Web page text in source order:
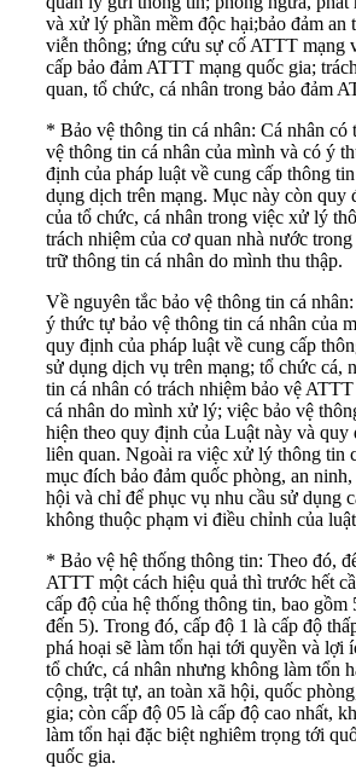
và xử lý phần mềm độc hại;bảo đảm an
viễn thông; ứng cứu sự cố ATTT mạng
cấp bảo đảm ATTT mạng quốc gia;
quan, tổ chức, cá nhân trong bảo đảm
* Bảo vệ thông tin cá nhân: Cá nhân có
vệ thông tin cá nhân của mình và có ý
định của pháp luật về cung cấp thông
dụng dịch trên mạng. Mục này còn quy
của tổ chức, cá nhân trong việc xử lý
trách nhiệm của cơ quan nhà nước
trữ thông tin cá nhân do mình thu thập.
Về nguyên tắc bảo vệ thông tin cá
ý thức tự bảo vệ thông tin cá nhân của
quy định của pháp luật về cung cấp
sử dụng dịch vụ trên mạng; tổ chức cá,
tin cá nhân có trách nhiệm bảo vệ
cá nhân do mình xử lý; việc bảo vệ
hiện theo quy định của Luật này và quy
liên quan. Ngoài ra việc xử lý thông tin
mục đích bảo đảm quốc phòng, an
hội và chỉ để phục vụ nhu cầu sử dụng
không thuộc phạm vi điều chỉnh của
* Bảo vệ hệ thống thông tin: Theo đó,
ATTT một cách hiệu quả thì trước hết
cấp độ của hệ thống thông tin, bao gồm
đến 5). Trong đó, cấp độ 1 là cấp độ
phá hoại sẽ làm tổn hại tới quyền và lợi
tổ chức, cá nhân nhưng không làm tổn
cộng, trật tự, an toàn xã hội, quốc
gia; còn cấp độ 05 là cấp độ cao nhất,
làm tổn hại đặc biệt nghiêm trọng tới
quốc gia.